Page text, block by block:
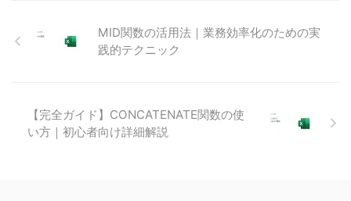
MID関数の活用法｜業務効率化のための実
践的テクニック
【完全ガイド】CONCATENATE関数の使
い方｜初心者向け詳細解説